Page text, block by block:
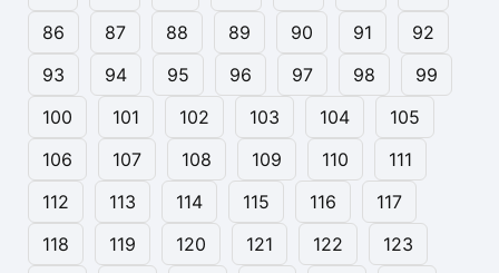
86
87 88 89 90 91
92
93
94 95 96 97 98
99
100
101 102 103 104
105
106
107 108 109 110
111
112
113 114 115 116
117
118
119 120 121 122
123